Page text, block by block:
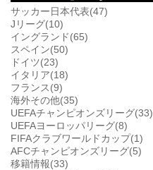
サッカー日本代表(47)
Jリーグ(10)
イングランド(65)
スペイン(50)
ドイツ(23)
イタリア(18)
フランス(9)
海外その他(35)
UEFAチャンピオンズリーグ(33)
UEFAヨーロッパリーグ(8)
FIFAクラブワールドカップ(1)
AFCチャンピオンズリーグ(5)
移籍情報(33)